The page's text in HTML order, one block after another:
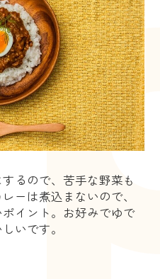
るので、苦手な野菜も
ーは煮込まないので、
イント。お好みでゆで
いです。